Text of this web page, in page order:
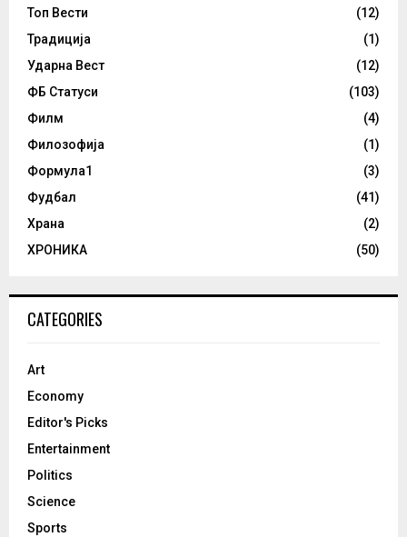
Топ Вести
(12)
Традиција
(1)
Ударна Вест
(12)
ФБ Статуси
(103)
Филм
(4)
Филозофија
(1)
Формула1
(3)
Фудбал
(41)
Храна
(2)
ХРОНИКА
(50)
CATEGORIES
Art
Economy
Editor's Picks
Entertainment
Politics
Science
Sports